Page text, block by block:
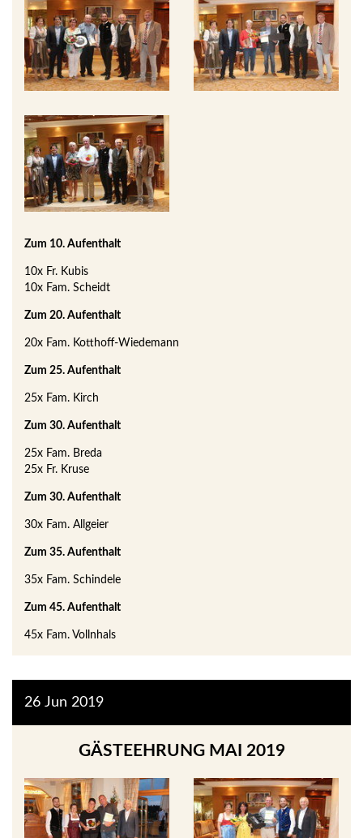
Zum 10. Aufenthalt
10x Fr. Kubis
10x Fam. Scheidt
Zum 20. Aufenthalt
20x Fam. Kotthoff-Wiedemann
Zum 25. Aufenthalt
25x Fam. Kirch
Zum 30. Aufenthalt
25x Fam. Breda
25x Fr. Kruse
Zum 30. Aufenthalt
30x Fam. Allgeier
Zum 35. Aufenthalt
35x Fam. Schindele
Zum 45. Aufenthalt
45x Fam. Vollnhals
2019
26 Jun
GÄSTEEHRUNG MAI 2019